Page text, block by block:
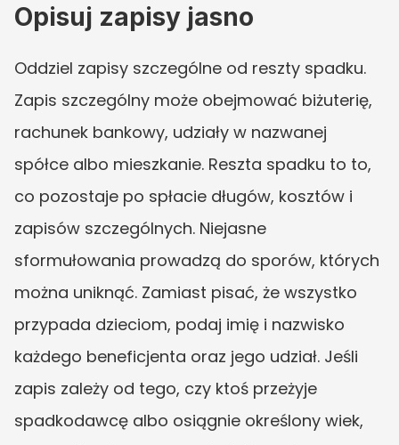
Opisuj zapisy jasno
Oddziel zapisy szczególne od reszty spadku.
Zapis szczególny może obejmować biżuterię,
rachunek bankowy, udziały w nazwanej
spółce albo mieszkanie. Reszta spadku to to,
co pozostaje po spłacie długów, kosztów i
zapisów szczególnych. Niejasne
sformułowania prowadzą do sporów, których
można uniknąć. Zamiast pisać, że wszystko
przypada dzieciom, podaj imię i nazwisko
każdego beneficjenta oraz jego udział. Jeśli
zapis zależy od tego, czy ktoś przeżyje
spadkodawcę albo osiągnie określony wiek,